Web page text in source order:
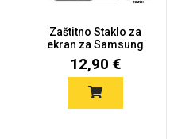
Zaštitno Staklo za
ekran za Samsung
Galaxy J6...
12,90 €
Mandale / Cvjetni